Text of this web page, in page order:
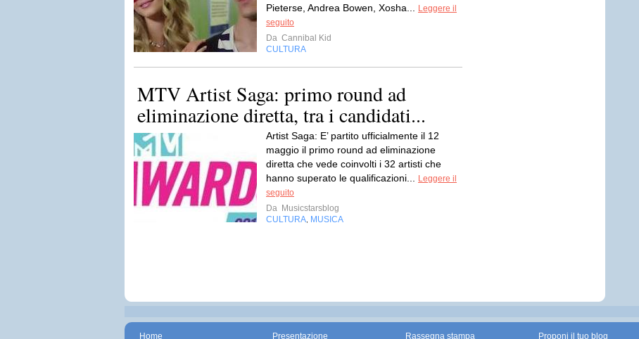
Pieterse, Andrea Bowen, Xosha...
Leggere il
seguito
Da Cannibal Kid
CULTURA
MTV Artist Saga: primo round ad
eliminazione diretta, tra i candidati...
Artist Saga: E’ partito ufficialmente il 12
maggio il primo round ad eliminazione
diretta che vede coinvolti i 32 artisti che
hanno superato le qualificazioni...
Leggere il
seguito
Da Musicstarsblog
CULTURA MUSICA
Home Presentazione Rassegna stampa Proponi il tuo blog